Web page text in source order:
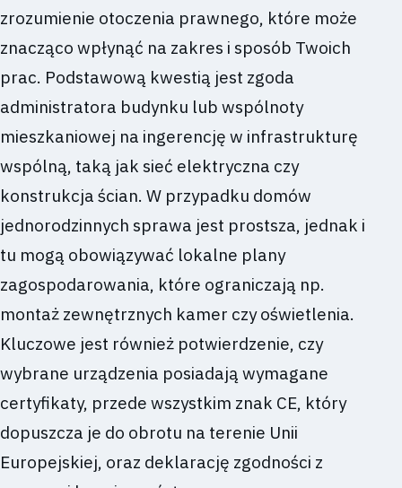
zrozumienie otoczenia prawnego, które może
znacząco wpłynąć na zakres i sposób Twoich
prac. Podstawową kwestią jest zgoda
administratora budynku lub wspólnoty
mieszkaniowej na ingerencję w infrastrukturę
wspólną, taką jak sieć elektryczna czy
konstrukcja ścian. W przypadku domów
jednorodzinnych sprawa jest prostsza, jednak i
tu mogą obowiązywać lokalne plany
zagospodarowania, które ograniczają np.
montaż zewnętrznych kamer czy oświetlenia.
Kluczowe jest również potwierdzenie, czy
wybrane urządzenia posiadają wymagane
certyfikaty, przede wszystkim znak CE, który
dopuszcza je do obrotu na terenie Unii
Europejskiej, oraz deklarację zgodności z